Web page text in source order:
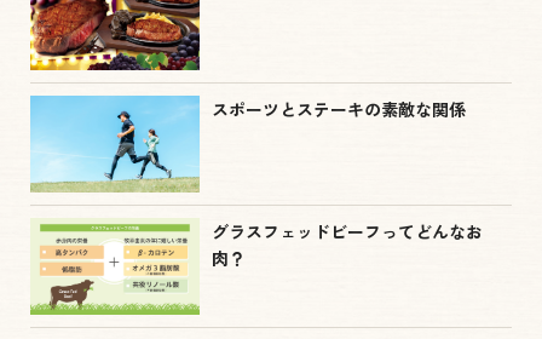
スポーツとステーキの素敵な関係
グラスフェッドビーフってどんなお
肉？